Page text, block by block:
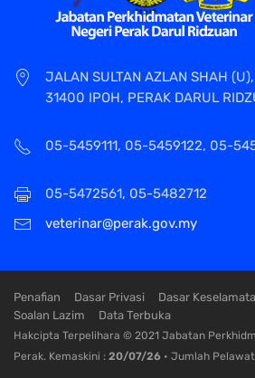
JALAN SULTAN AZLAN SHAH (U),
31400 IPOH, PERAK DARUL
05-5459111, 05-5459122, 05-
05-5472561, 05-5482712
veterinar@perak.gov.my
Penafian Dasar Privasi Dasar
Soalan Lazim
Data Terbuka
Hakcipta Terpelihara © 2021 Jabatan
Perak. Kemaskini : 20/07/26 • Jumlah